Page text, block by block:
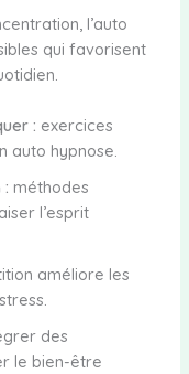
l’auto
qui favorisent
: exercices
auto hypnose.
méthodes
l’esprit
améliore les
des
le bien-être